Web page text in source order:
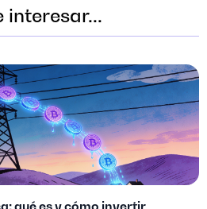
interesar...